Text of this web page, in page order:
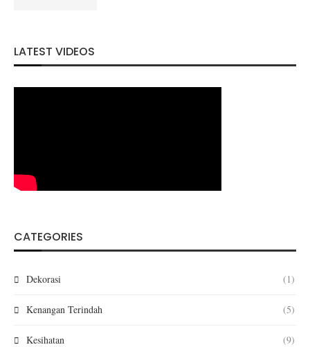
LATEST VIDEOS
CATEGORIES
Dekorasi (1)
Kenangan Terindah (5)
Kesihatan (9)